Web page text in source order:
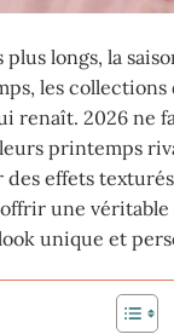
longs, la
les
2026 ne
printemps
effets
une
unique et